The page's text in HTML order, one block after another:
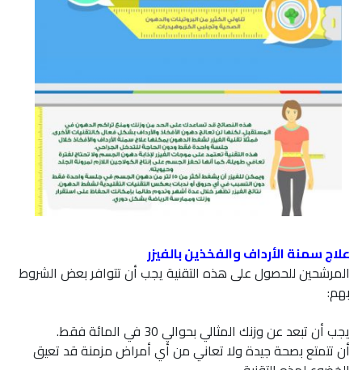
علاج سمنة الأرداف والفخذين بالفيزر
المرشحين للحصول على هذه التقنية يجب أن تتوافر بعض الشروط
بهم:
يجب أن تبعد عن وزنك المثالي بحوالي 30 في المائة فقط.
أن تتمتع بصحة جيدة ولا تعاني من أي أمراض مزمنة قد تعيق